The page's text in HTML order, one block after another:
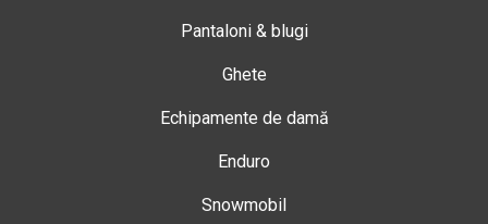
Pantaloni & blugi
Ghete
Echipamente de damă
Enduro
Snowmobil